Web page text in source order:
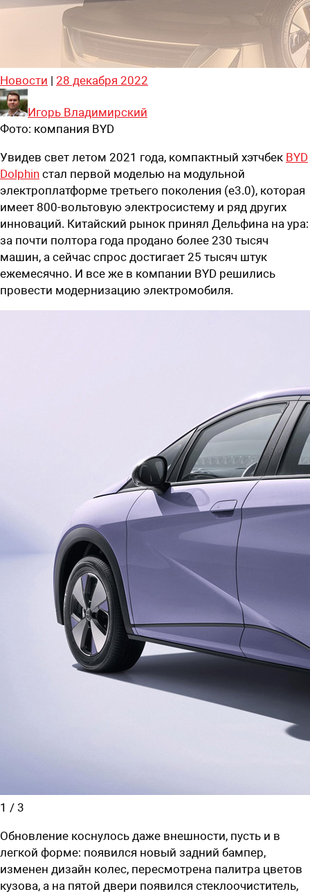
Новости | 28 декабря 2022
Игорь Владимирский
Фото: компания BYD
Увидев свет летом 2021 года, компактный хэтчбек BYD
Dolphin стал первой моделью на модульной
электроплатформе третьего поколения (e3.0), которая
имеет 800-вольтовую электросистему и ряд других
инноваций. Китайский рынок принял Дельфина на ура:
за почти полтора года продано более 230 тысяч
машин, а сейчас спрос достигает 25 тысяч штук
ежемесячно. И все же в компании BYD решились
провести модернизацию электромобиля.
1 / 3
Обновление коснулось даже внешности, пусть и в
легкой форме: появился новый задний бампер,
изменен дизайн колес, пересмотрена палитра цветов
кузова, а на пятой двери появился стеклоочиститель,